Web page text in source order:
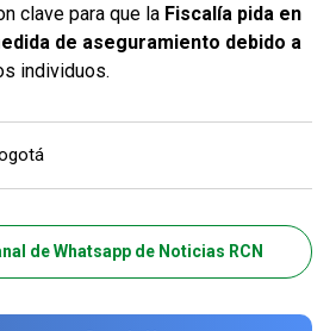
clave para que la Fiscalía pida en
de aseguramiento debido a
individuos.
de Whatsapp de Noticias RCN